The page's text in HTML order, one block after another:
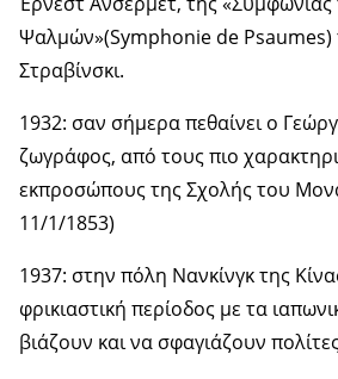
Ψαλμών»(Symphonie de Psaumes)
Στραβίνσκι.
1932: σαν σήμερα πεθαίνει ο
ζωγράφος, από τους πιο
εκπροσώπους της Σχολής του
11/1/1853)
1937: στην πόλη Νανκίνγκ της
φρικιαστική περίοδος με τα
βιάζουν και να σφαγιάζουν